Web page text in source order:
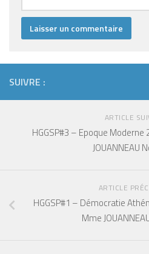
SUIVRE :
ARTICLE
HGGSP#3 – Epoque
JOUANNEAU
ARTICLE
HGGSP#1 – Démocratie
Mme